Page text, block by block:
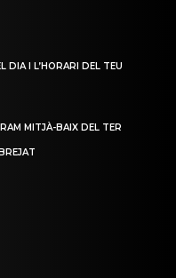
DIA I L’HORARI DEL TEU
MITJÀ-BAIX DEL TER